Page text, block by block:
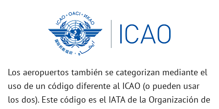
Los aeropuertos también se categorizan mediante el
uso de un código diferente al ICAO (o pueden usar
los dos). Este código es el IATA de la Organización de